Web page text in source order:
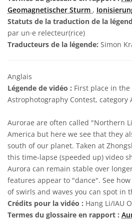
Geomagnetischer Sturm ,
Statuts de la traduction de la
par un·e relecteur(rice)
Traducteurs de la légende: Simon
Anglais
Légende de vidéo : First place in the
Astrophotography Contest, category
Aurorae are often called "Northern
America but here we see that they
south of our planet. Taken at
this time-lapse (speeded up) video
Aurora can remain stable over
features appear to "dance". See
of swirls and waves you can spot in
Crédits pour la vidéo : Hang Li/IAU
Termes du glossaire en rapport :